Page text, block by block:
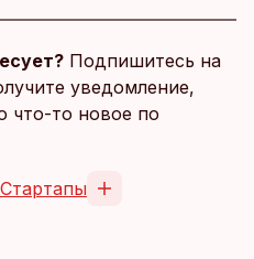
Подпишитесь на
уведомление,
что-то новое по
Стартапы